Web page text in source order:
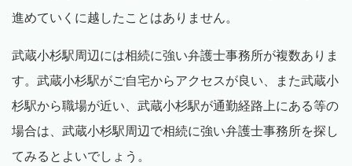
進めていくに越したことはありません。
武蔵小杉駅周辺には相続に強い弁護士事務所が複数ありま
す。武蔵小杉駅がご自宅からアクセスが良い、また武蔵小
杉駅から職場が近い、武蔵小杉駅が通勤経路上にある等の
場合は、武蔵小杉駅周辺で相続に強い弁護士事務所を探し
てみるとよいでしょう。